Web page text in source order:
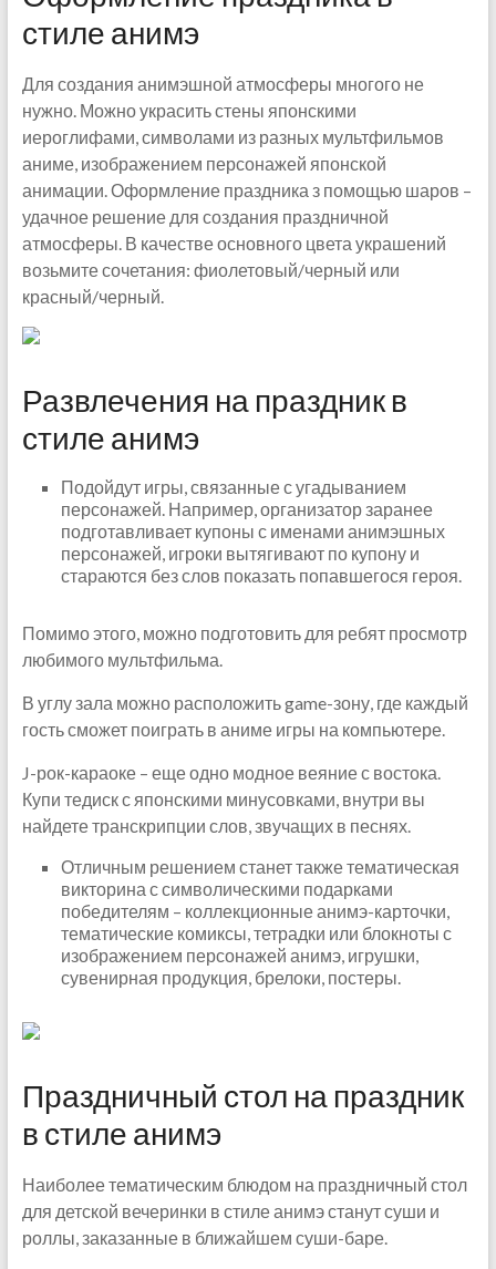
стиле анимэ
Для создания анимэшной атмосферы многого не
нужно. Можно украсить стены японскими
иероглифами, символами из разных мультфильмов
аниме, изображением персонажей японской
анимации. Оформление праздника з помощью шаров –
удачное решение для создания праздничной
атмосферы. В качестве основного цвета украшений
возьмите сочетания: фиолетовый/черный или
красный/черный.
Развлечения на праздник в
стиле анимэ
Подойдут игры, связанные с угадыванием
персонажей. Например, организатор заранее
подготавливает купоны с именами анимэшных
персонажей, игроки вытягивают по купону и
стараются без слов показать попавшегося героя.
Помимо этого, можно подготовить для ребят просмотр
любимого мультфильма.
В углу зала можно расположить game-зону, где каждый
гость сможет поиграть в аниме игры на компьютере.
J-рок-караоке – еще одно модное веяние с востока.
Купи тедиск с японскими минусовками, внутри вы
найдете транскрипции слов, звучащих в песнях.
Отличным решением станет также тематическая
викторина с символическими подарками
победителям – коллекционные анимэ-карточки,
тематические комиксы, тетрадки или блокноты с
изображением персонажей анимэ, игрушки,
сувенирная продукция, брелоки, постеры.
Праздничный стол на праздник
в стиле анимэ
Наиболее тематическим блюдом на праздничный стол
для детской вечеринки в стиле анимэ станут суши и
роллы, заказанные в ближайшем суши-баре.